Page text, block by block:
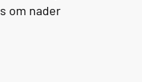
om nader